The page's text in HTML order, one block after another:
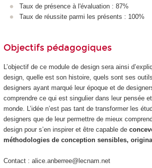
Taux de présence à l'évaluation : 87%
Taux de réussite parmi les présents : 100%
Objectifs pédagogiques
L’objectif de ce module de design sera ainsi
design, quelle est son histoire, quels sont ses
designers ayant marqué leur époque et de
comprendre ce qui est singulier dans leur pensée
monde. L’idée n’est pas tant de transformer les
designers que de leur permettre de mieux
design pour s’en inspirer et être capable de
méthodologies de conception sensibles,
Contact : alice.anberree@lecnam.net